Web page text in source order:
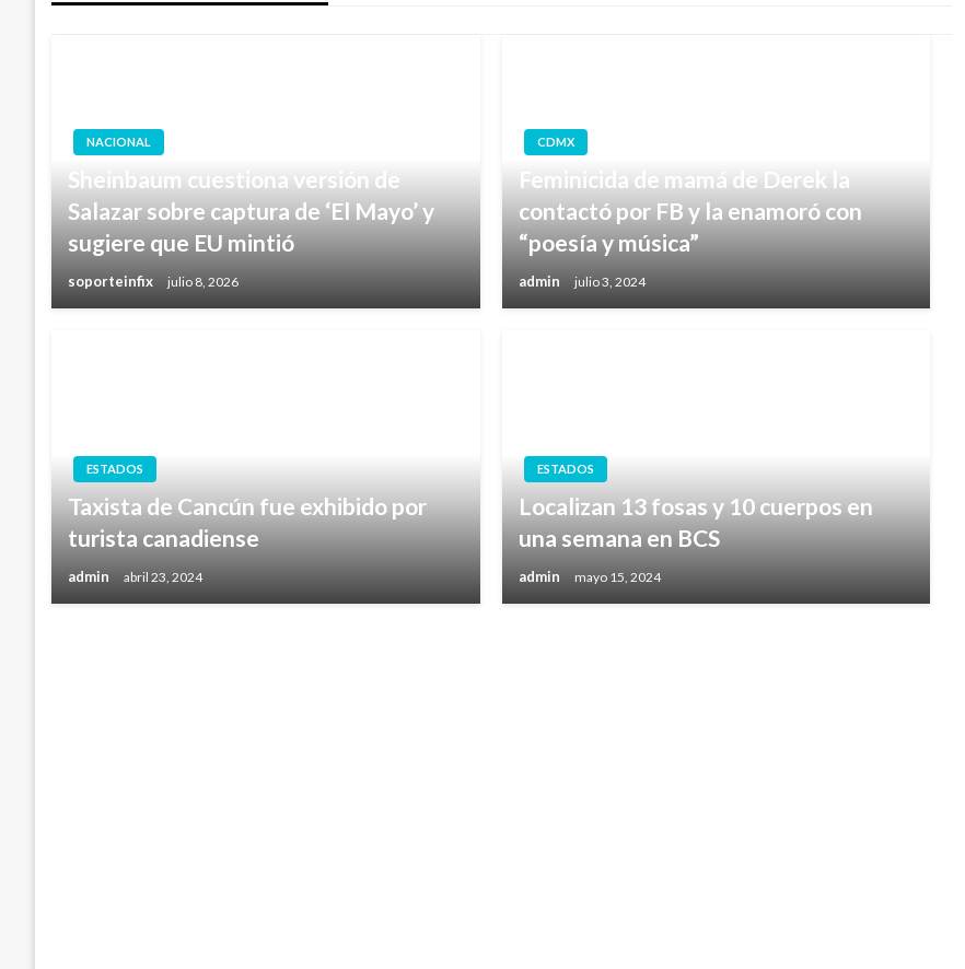
NACIONAL
Sheinbaum cuestiona versión de
Salazar sobre captura de ‘El Mayo’ y
sugiere que EU mintió
soporteinfix julio 8, 2026
CDMX
Feminicida de mamá de Derek la
contactó por FB y la enamoró con
“poesía y música”
admin julio 3, 2024
ESTADOS
Taxista de Cancún fue exhibido por
turista canadiense
admin abril 23, 2024
ESTADOS
Localizan 13 fosas y 10 cuerpos en
una semana en BCS
admin mayo 15, 2024